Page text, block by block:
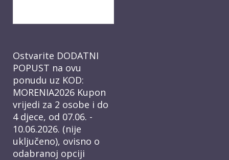
Ostvarite DODATNI
POPUST na ovu
ponudu uz KOD:
MORENIA2026 Kupon
vrijedi za 2 osobe i do
4 djece, od 07.06. -
10.06.2026. (nije
uključeno), ovisno o
odabranoj opciji